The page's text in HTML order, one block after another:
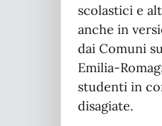
scolastici e
anche in
dai Comuni
Emilia-
studenti in
disagiate.